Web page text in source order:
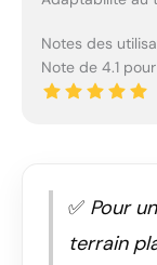
Notes des
Note de 4.1
✅ Pour
terrain